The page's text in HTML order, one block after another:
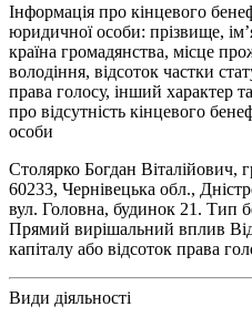
Інформація про кінцевого
юридичної особи: прізвище,
країна громадянства, місце
володіння, відсоток частки
права голосу, інший характер
про відсутність кінцевого
особи
Столярко Богдан Віталійович,
60233, Чернівецька обл.,
вул. Головна, будинок 21. Тип
Прямий вирішальний вплив
капіталу або відсоток права
Види діяльності